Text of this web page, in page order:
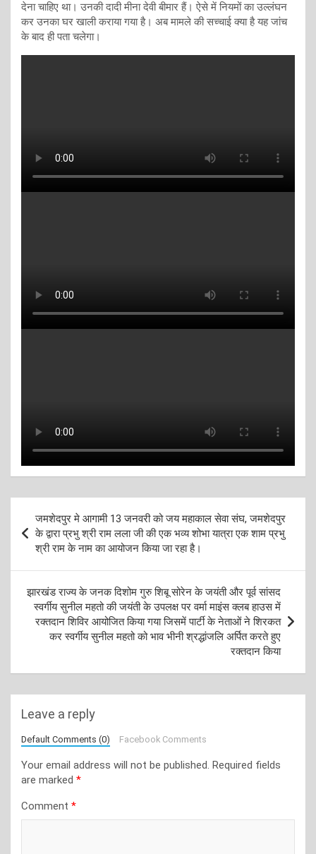
देना चाहिए था। उनकी दादी मीना देवी बीमार हैं। ऐसे में नियमों का उल्लंघन
कर उनका घर खाली कराया गया है। अब मामले की सच्चाई क्या है यह जांच
के बाद ही पता चलेगा।
navigation
जमशेदपुर मे आगामी 13 जनवरी को जय महाकाल सेवा संघ, जमशेदपुर
के द्वारा प्रभु श्री राम लला जी की एक भव्य शोभा यात्रा एक शाम प्रभु
श्री राम के नाम का आयोजन किया जा रहा है।
झारखंड राज्य के जनक दिशोम गुरु शिबू सोरेन के जयंती और पूर्व सांसद
स्वर्गीय सुनील महतो की जयंती के उपलक्ष पर वर्मा माइंस क्लब हाउस में
रक्तदान शिविर आयोजित किया गया जिसमें पार्टी के नेताओं ने शिरकत
कर स्वर्गीय सुनील महतो को भाव भीनी श्रद्धांजलि अर्पित करते हुए
रक्तदान किया
Leave a reply
Default Comments (0) Facebook Comments
Your email address will not be published. Required fields
are marked *
Comment *